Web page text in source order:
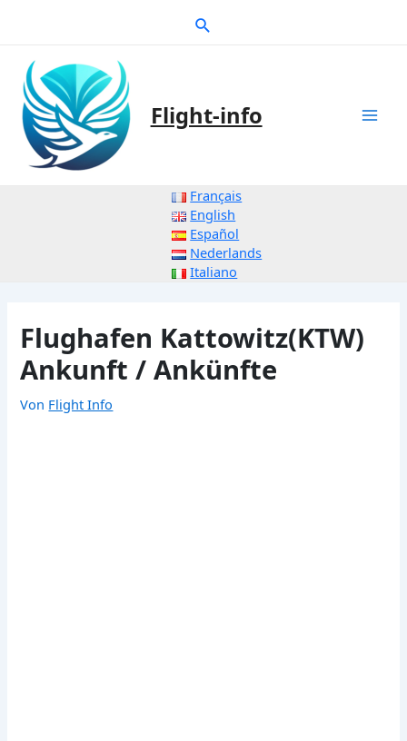
Suche
Flight-info
Français
English
Español
Nederlands
Italiano
Flughafen Kattowitz(KTW)
Ankunft / Ankünfte
Von Flight Info